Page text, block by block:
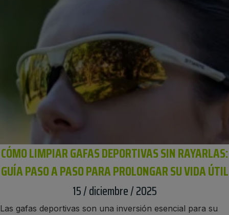
CÓMO LIMPIAR GAFAS DEPORTIVAS SIN RAYARLAS:
GUÍA PASO A PASO PARA PROLONGAR SU VIDA ÚTIL
15 / diciembre / 2025
Las gafas deportivas son una inversión esencial para su